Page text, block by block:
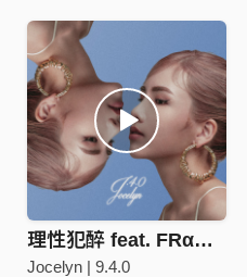
理性犯醉 feat. FRαNKIE阿法
Jocelyn | 9.4.0